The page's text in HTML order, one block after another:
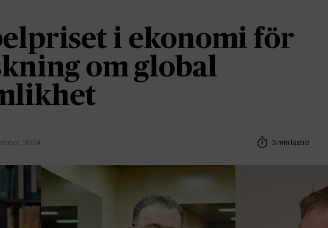
i ekonomi för
om global
2024 3 min lästid